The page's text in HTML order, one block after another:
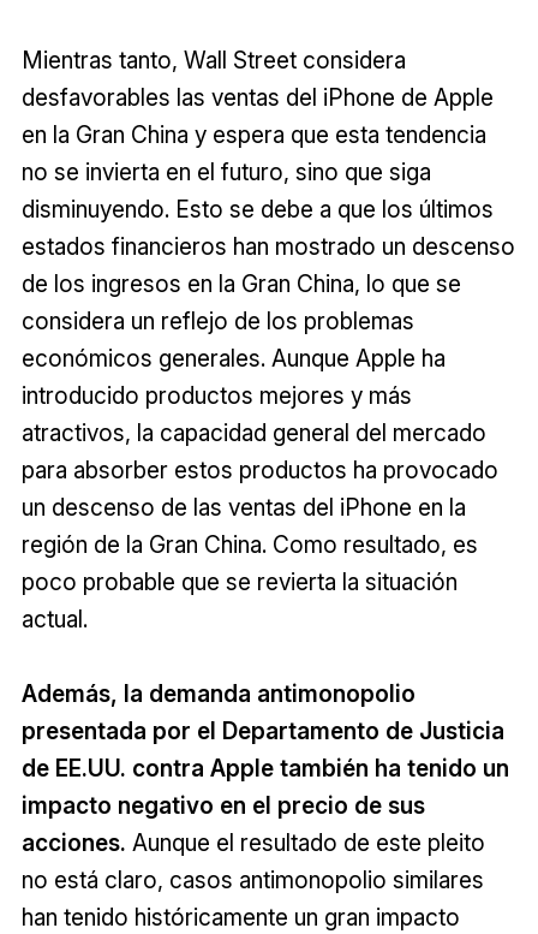
Mientras tanto, Wall Street considera
desfavorables las ventas del iPhone de Apple
en la Gran China y espera que esta tendencia
no se invierta en el futuro, sino que siga
disminuyendo. Esto se debe a que los últimos
estados financieros han mostrado un descenso
de los ingresos en la Gran China, lo que se
considera un reflejo de los problemas
económicos generales. Aunque Apple ha
introducido productos mejores y más
atractivos, la capacidad general del mercado
para absorber estos productos ha provocado
un descenso de las ventas del iPhone en la
región de la Gran China. Como resultado, es
poco probable que se revierta la situación
actual.
Además, la demanda antimonopolio
presentada por el Departamento de Justicia
de EE.UU. contra Apple también ha tenido un
impacto negativo en el precio de sus
acciones. Aunque el resultado de este pleito
no está claro, casos antimonopolio similares
han tenido históricamente un gran impacto